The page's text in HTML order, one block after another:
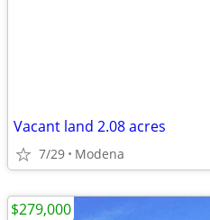
Vacant land 2.08 acres
7/29 Modena
$279,000